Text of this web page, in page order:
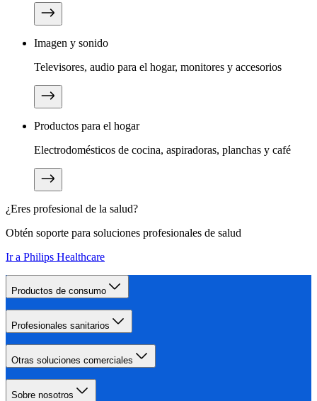
Imagen y sonido
Televisores, audio para el hogar, monitores y accesorios
Productos para el hogar
Electrodomésticos de cocina, aspiradoras, planchas y café
¿Eres profesional de la salud?
Obtén soporte para soluciones profesionales de salud
Ir a Philips Healthcare
Productos de consumo
Profesionales sanitarios
Otras soluciones comerciales
Sobre nosotros